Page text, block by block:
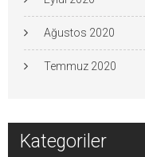
Ağustos 2020
Temmuz 2020
Kategoriler